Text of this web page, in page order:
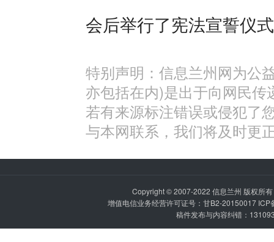
会后举行了宪法宣誓仪
特别声明：信息兰州网为公
亦包括在内)是出于向网民
若有来源标注错误或侵犯了
与本网联系，我们将及时更
Copyright © 2007-2022 信息兰州 版权所
增值电信业务经营许可证号：甘B2-20150017 ICP
稿件发布与内容纠错：